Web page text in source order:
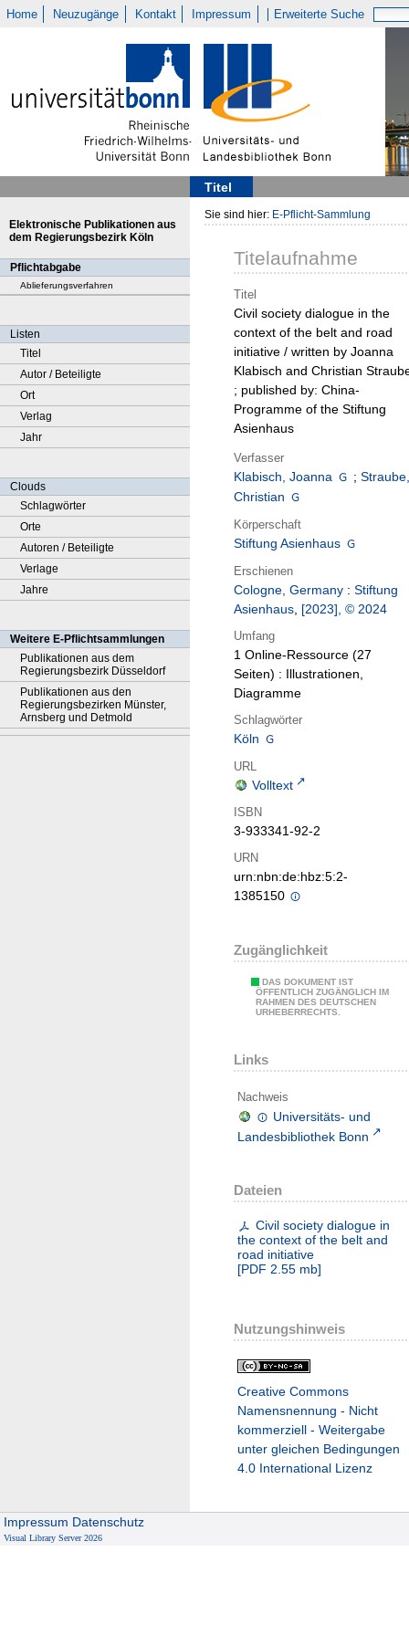
Home Neuzugänge Kontakt Impressum Erweiterte Suche
Titel
Elektronische Publikationen aus
dem Regierungsbezirk Köln
Pflichtabgabe
Ablieferungsverfahren
Listen
Titel
Autor / Beteiligte
Ort
Verlag
Jahr
Clouds
Schlagwörter
Orte
Autoren / Beteiligte
Verlage
Jahre
Weitere E-Pflichtsammlungen
Publikationen aus dem
Regierungsbezirk Düsseldorf
Publikationen aus den
Regierungsbezirken Münster,
Arnsberg und Detmold
Sie sind hier: E-Pflicht-Sammlung
Titelaufnahme
Titel
Civil society dialogue in the
context of the belt and road
initiative / written by Joanna
Klabisch and Christian
; published by: China-
Programme of the Stiftung
Asienhaus
Verfasser
Klabisch, Joanna ;
Christian
Körperschaft
Stiftung Asienhaus
Erschienen
Cologne, Germany : Stiftung
Asienhaus, [2023], © 2024
Umfang
1 Online-Ressource (27
Seiten) : Illustrationen,
Diagramme
Schlagwörter
Köln
URL
Volltext
ISBN
3-933341-92-2
URN
urn:nbn:de:hbz:5:2-
1385150
Zugänglichkeit
DAS DOKUMENT IST
ÖFFENTLICH ZUGÄNGLICH IM
RAHMEN DES DEUTSCHEN
URHEBERRECHTS.
Links
Nachweis
Universitäts- und
Landesbibliothek Bonn
Dateien
Civil society dialogue in
the context of the belt and
road initiative
[PDF 2.55 mb]
Nutzungshinweis
Creative Commons
Namensnennung - Nicht
kommerziell - Weitergabe
unter gleichen Bedingungen
4.0 International Lizenz
Impressum Datenschutz
Visual Library Server 2026